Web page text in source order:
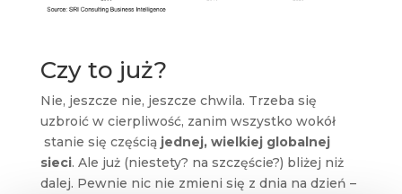
Czy to już?
Nie, jeszcze nie, jeszcze chwila. Trzeba się
uzbroić w cierpliwość, zanim wszystko wokół
stanie się częścią jednej, wielkiej globalnej
sieci. Ale już (niestety? na szczęście?) bliżej niż
dalej. Pewnie nic nie zmieni się z dnia na dzień –